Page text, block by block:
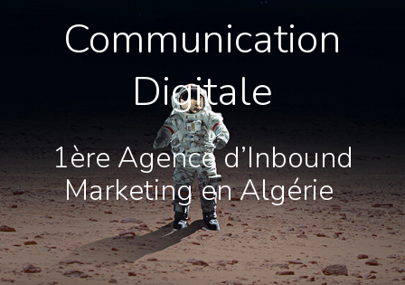
Communication
Digitale
1ère Agence d’Inbound
Marketing en Algérie